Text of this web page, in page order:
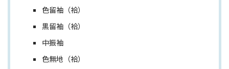
色留袖（袷）
黒留袖（袷）
中振袖
色無地（袷）